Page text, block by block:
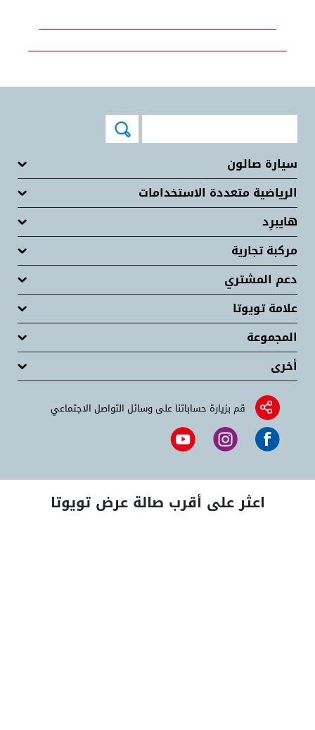
سيارة صالون
الرياضية متعددة الاستخدامات
هايبرِد
مركبة تجارية
دعم المشتري
علامة تويوتا
المجموعة
أخرى
قم بزيارة حساباتنا على وسائل التواصل الاجتماعي
اعثر على أقرب صالة عرض تويوتا